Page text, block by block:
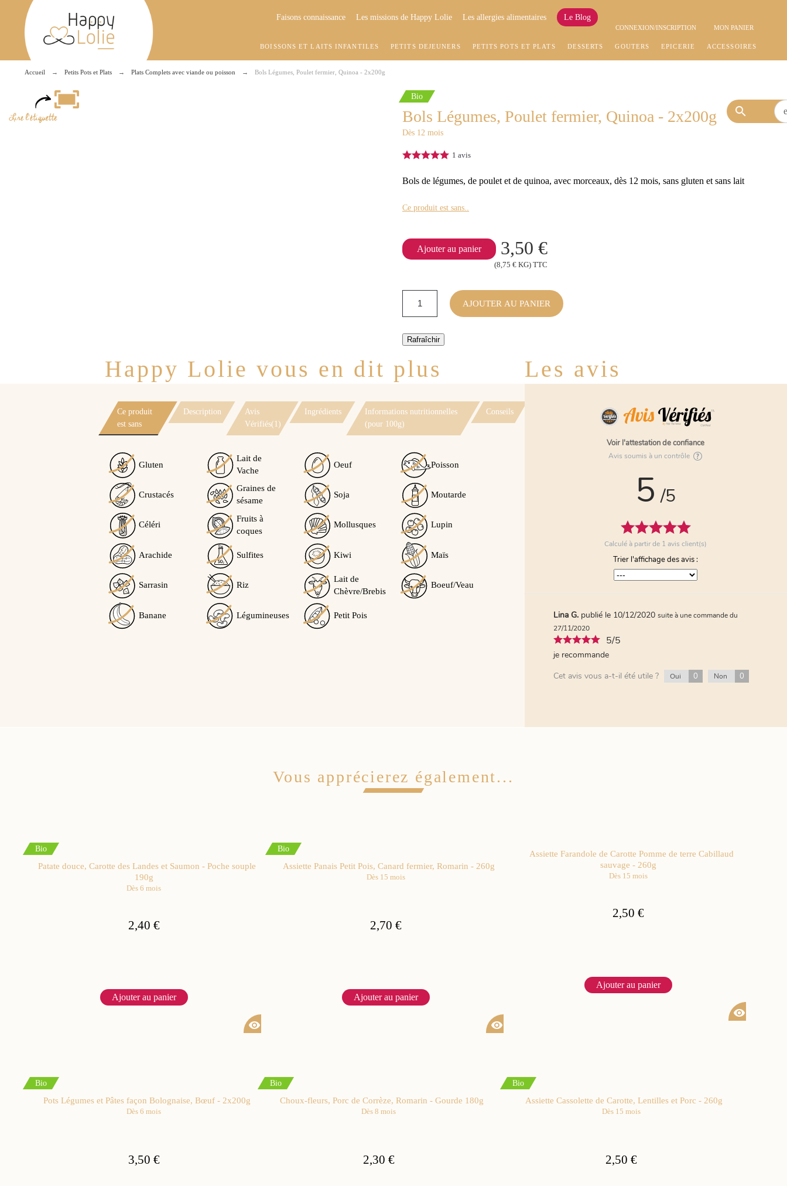
Faisons connaissance Les missions de Happy Lolie Les allergies alimentaires Le Blog
CONNEXION/INSCRIPTION MON PANIER
BOISSONS ET LAITS INFANTILES PETITS DÉJEUNERS PETITS POTS ET PLATS DESSERTS GOÛTERS EPICERIE ACCESSOIRES
Accueil Petits Pots et Plats Plats Complets avec viande ou poisson Bols Légumes, Poulet fermier, Quinoa - 2x200g
Bio
Bols Légumes, Poulet fermier, Quinoa - 2x200g
Dès 12 mois
1 avis
Bols de légumes, de poulet et de quinoa, avec morceaux, dès 12 mois, sans gluten et sans lait
Ce produit est sans..
Ajouter au panier 3,50 €
(8,75 € KG) TTC
AJOUTER AU PANIER
Happy Lolie vous en dit plus
Ce produit
est sans
Description
Avis
Vérifiés(1)
Ingrédients
Informations nutritionnelles
(pour 100g)
Conseils
Voir l'attestation de confiance
Avis soumis à un contrôle
5/5
Calculé à partir de1
Trier l'affichage des avis :
Gluten
Lait de
Vache
Oeuf Poisson
Crustacés
Graines de
sésame
Soja Moutarde
Céléri
Fruits à
coques
Mollusques Lupin
Arachide Sulfites Kiwi Maïs
Sarrasin Riz
Lait de
Chèvre/Brebis
Boeuf/Veau
Banane Légumineuses Petit Pois
Les avis
Voir l'attestation de confiance
Avis soumis à un contrôle
5 /5
Calculé à partir de 1 avis client(s)
Trier l'affichage des avis :
Lina G. publié le 10/12/2020 suite à une commande du
27/11/2020
5/5
je recommande
Cet avis vous a-t-il été utile ?
Oui 0 Non 0
Vous apprécierez également...
Bio
Patate douce, Carotte des Landes et Saumon - Poche souple
190g
Dès 6 mois
2,40 €
Ajouter au panier
visibility
Bio
Assiette Panais Petit Pois, Canard fermier, Romarin - 260g
Dès 15 mois
2,70 €
Ajouter au panier
visibility
Assiette Farandole de Carotte Pomme de terre Cabillaud
sauvage - 260g
Dès 15 mois
2,50 €
Ajouter au panier
visibility
Bio
Pots Légumes et Pâtes façon Bolognaise, Bœuf - 2x200g
Dès 6 mois
3,50 €
Bio
Choux-fleurs, Porc de Corrèze, Romarin - Gourde 180g
Dès 8 mois
2,30 €
Bio
Assiette Cassolette de Carotte, Lentilles et Porc - 260g
Dès 15 mois
2,50 €
search